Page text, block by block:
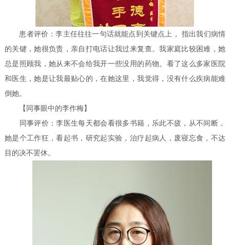
患者评价：李主任往往一句话就能点到关键点上， 指出我们病情
的关键，她很负责，亲自打电话让我过来复查。我家庭比较困难，她
总是照顾我，她从来不会给我开一些没用的药物。看了这么多家医院
和医生，她是让我最贴心的，在她这里，我觉得，没有什么疾病能难
倒她。
【同事眼中的李作梅】
同事评价：李医生每天都会看很多书籍，乐此不疲，从不间断，
她是个工作狂，看起书，研究起实验，治疗起病人，废寝忘食，不达
目的决不罢休。